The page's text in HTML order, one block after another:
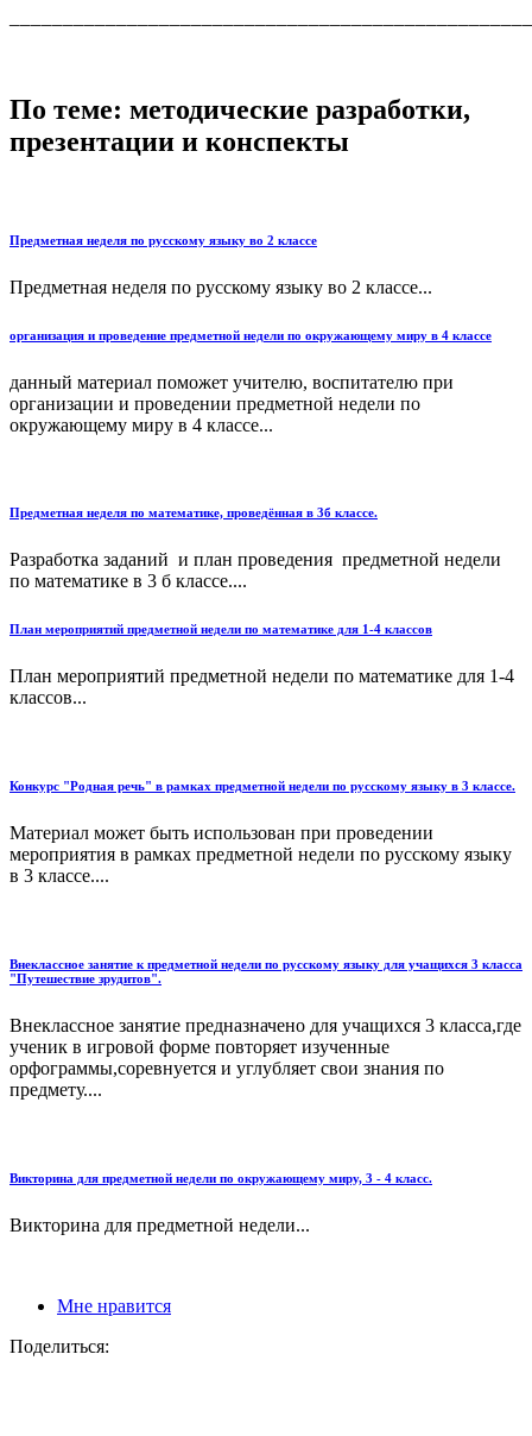
По теме: методические разработки,
презентации и конспекты
Предметная неделя по русскому языку во 2 классе
Предметная неделя по русскому языку во 2 классе...
организация и проведение предметной недели по окружающему миру в 4 классе
данный материал поможет учителю, воспитателю при
организации и проведении предметной недели по
окружающему миру в 4 классе...
Предметная неделя по математике, проведённая в 3б классе.
Разработка заданий и план проведения предметной недели
по математике в 3 б классе....
План мероприятий предметной недели по математике для 1-4 классов
План мероприятий предметной недели по математике для 1-4
классов...
Конкурс "Родная речь" в рамках предметной недели по русскому языку в 3 классе.
Материал может быть использован при проведении
мероприятия в рамках предметной недели по русскому языку
в 3 классе....
Внеклассное занятие к предметной недели по русскому языку для учащихся 3 класса
"Путешествие зрудитов".
Внеклассное занятие предназначено для учащихся 3 класса,где
ученик в игровой форме повторяет изученные
орфограммы,соревнуется и углубляет свои знания по
предмету....
Викторина для предметной недели по окружающему миру, 3 - 4 класс.
Викторина для предметной недели...
Мне нравится
Поделиться: